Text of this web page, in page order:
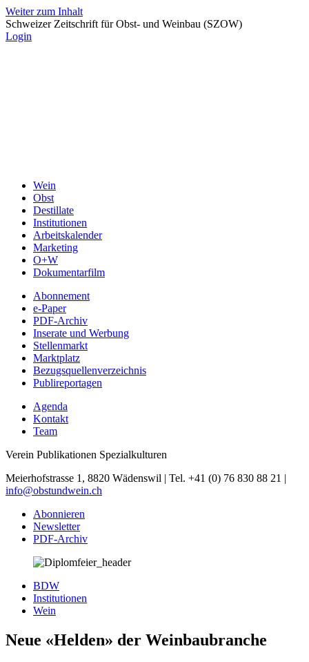
Weiter zum Inhalt
Schweizer Zeitschrift für Obst- und Weinbau (SZOW)
Login
Wein
Obst
Destillate
Institutionen
Arbeitskalender
Marketing
O+W
Dokumentarfilm
Abonnement
e-Paper
PDF-Archiv
Inserate und Werbung
Stellenmarkt
Marktplatz
Bezugsquellenverzeichnis
Publireportagen
Agenda
Kontakt
Team
Verein Publikationen Spezialkulturen
Meierhofstrasse 1, 8820 Wädenswil | Tel. +41 (0) 76 830 88 21 |
info@obstundwein.ch
Abonnieren
Newsletter
PDF-Archiv
BDW
Institutionen
Wein
Neue «Helden» der Weinbaubranche